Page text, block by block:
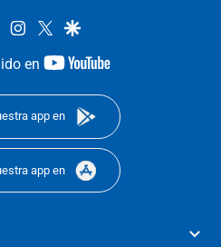
facebookinstagram
twittergoogle
en
youtube-
app en
app en